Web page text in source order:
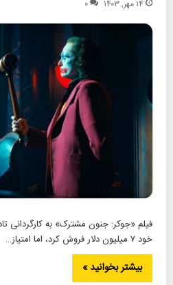
۱۴ مهر, ۱۴۰۳ ۰
فیلم «جوکر: جنون مشترک» به کارگردانی
خود ۷ میلیون دلار فروش کرد، اما امتیاز…
بیشتر بخوانید »